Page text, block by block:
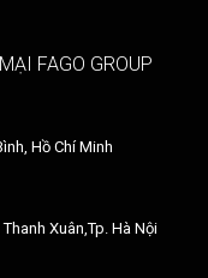
FAGO GROUP
Hồ Chí Minh
Xuân,Tp. Hà Nội